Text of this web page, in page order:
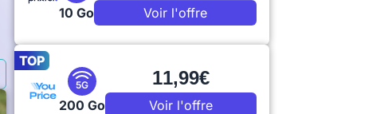
10 Go Voir l'offre
TOP
5G
200 Go
11,99€
Voir l'offre